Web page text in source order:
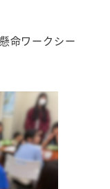
命ワークシー